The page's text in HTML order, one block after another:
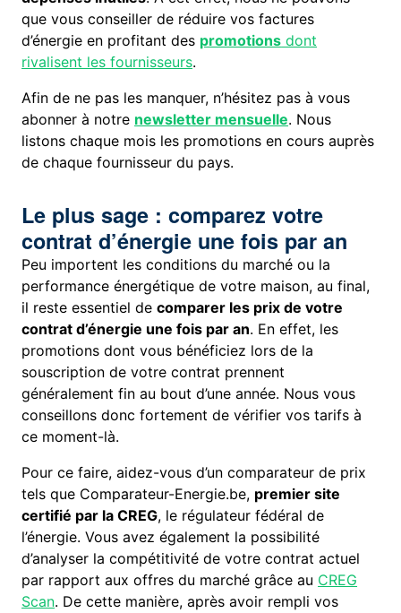
que vous conseiller de réduire vos factures
d’énergie en profitant des promotions dont
rivalisent les fournisseurs.
Afin de ne pas les manquer, n’hésitez pas à vous
abonner à notre newsletter mensuelle. Nous
listons chaque mois les promotions en cours auprès
de chaque fournisseur du pays.
Le plus sage : comparez votre
contrat d’énergie une fois par an
Peu importent les conditions du marché ou la
performance énergétique de votre maison, au final,
il reste essentiel decomparer les prix de votre
contrat d’énergie une fois par an. En effet, les
promotions dont vous bénéficiez lors de la
souscription de votre contrat prennent
généralement fin au bout d’une année. Nous vous
conseillons donc fortement de vérifier vos tarifs à
ce moment-là.
Pour ce faire, aidez-vous d’un comparateur de prix
tels que Comparateur-Energie.be, premier site
certifié par la CREG, le régulateur fédéral de
l’énergie. Vous avez également la possibilité
d’analyser la compétitivité de votre contrat actuel
par rapport aux offres du marché grâce au CREG
Scan. De cette manière, après avoir rempli vos